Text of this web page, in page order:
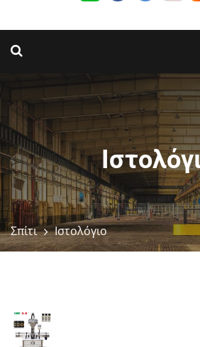
Σπίτι Ιστολόγιο